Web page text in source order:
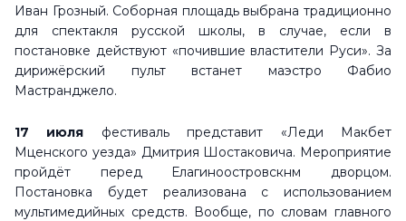
Иван Грозный. Соборная площадь выбрана традиционно
для спектакля русской школы, в случае, если в
постановке действуют «почившие властители Руси». За
дирижёрский пульт встанет маэстро Фабио
Мастранджело.
17 июля фестиваль представит «Леди Макбет
Мценского уезда» Дмитрия Шостаковича. Мероприятие
пройдёт перед Елагиноостровскнм дворцом.
Постановка будет реализована с использованием
мультимедийных средств. Вообще, по словам главного